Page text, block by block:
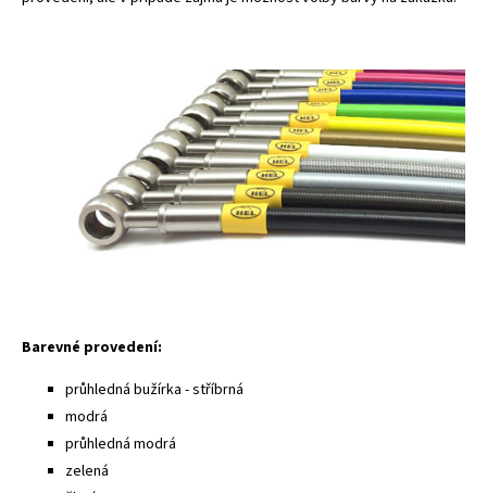
Barevné provedení:
průhledná bužírka - stříbrná
modrá
průhledná modrá
zelená